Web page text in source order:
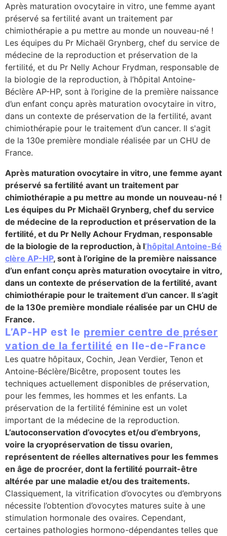
au CHU
& patrimoine
écologique
CONNECTÉ
d’info
l’éditeur
un CHU
Après maturation ovocytaire in vitro, une femme ayant
préservé sa fertilité avant un traitement par
chimiothérapie a pu mettre au monde un nouveau-né !
Les équipes du Pr Michaël Grynberg, chef du service de
médecine de la reproduction et préservation de la
fertilité, et du Pr Nelly Achour Frydman, responsable de
la biologie de la reproduction, à l’hôpital Antoine-
Béclère AP-HP, sont à l’origine de la première naissance
d’un enfant conçu après maturation ovocytaire in vitro,
dans un contexte de préservation de la fertilité, avant
chimiothérapie pour le traitement d’un cancer. Il s'agit
de la 130e première mondiale réalisée par un CHU de
France.
Après maturation ovocytaire in vitro, une femme ayant
préservé sa fertilité avant un traitement par
chimiothérapie a pu mettre au monde un nouveau-né !
Les équipes du Pr Michaël Grynberg, chef du service
de médecine de la reproduction et préservation de la
fertilité, et du Pr Nelly Achour Frydman, responsable
de la biologie de la reproduction, à l’hôpital Antoine-Bé
clère AP-HP, sont à l’origine de la première naissance
d’un enfant conçu après maturation ovocytaire in vitro,
dans un contexte de préservation de la fertilité, avant
chimiothérapie pour le traitement d’un cancer. Il s’agit
de la 130e première mondiale réalisée par un CHU de
France.
L’AP-HP est le premier centre de préser
vation de la fertilité en Ile-de-France
Les quatre hôpitaux, Cochin, Jean Verdier, Tenon et
Antoine-Béclère/Bicêtre, proposent toutes les
techniques actuellement disponibles de préservation,
pour les femmes, les hommes et les enfants. La
préservation de la fertilité féminine est un volet
important de la médecine de la reproduction.
L’autoconservation d’ovocytes et/ou d’embryons,
voire la cryopréservation de tissu ovarien,
représentent de réelles alternatives pour les femmes
en âge de procréer, dont la fertilité pourrait-être
altérée par une maladie et/ou des traitements.
Classiquement, la vitrification d’ovocytes ou d’embryons
nécessite l’obtention d’ovocytes matures suite à une
stimulation hormonale des ovaires. Cependant,
certaines pathologies hormono-dépendantes telles que